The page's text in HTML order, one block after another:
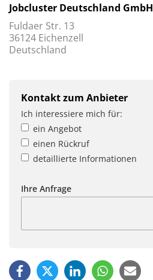
Jobcluster Deutschland GmbH
Fuldaer Str. 13
36124 Eichenzell
Deutschland
Kontakt zum Anbieter
Ich interessiere mich für:
ein Angebot
einen Rückruf
detaillierte Informationen
Ihre Anfrage